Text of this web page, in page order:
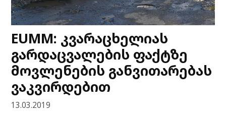
EUMM: კვარაცხელიას
გარდაცვალების ფაქტზე
მოვლენების განვითარებას
ვაკვირდებით
13.03.2019